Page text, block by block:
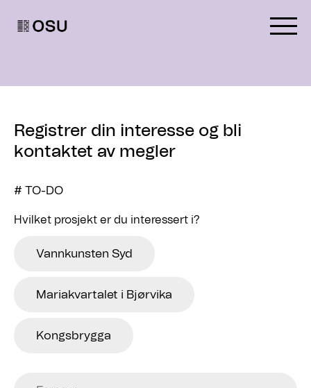
Registrer din interesse og bli
kontaktet av megler
# TO-DO
Hvilket prosjekt er du interessert i?
Vannkunsten Syd
Mariakvartalet i Bjørvika
Kongsbrygga